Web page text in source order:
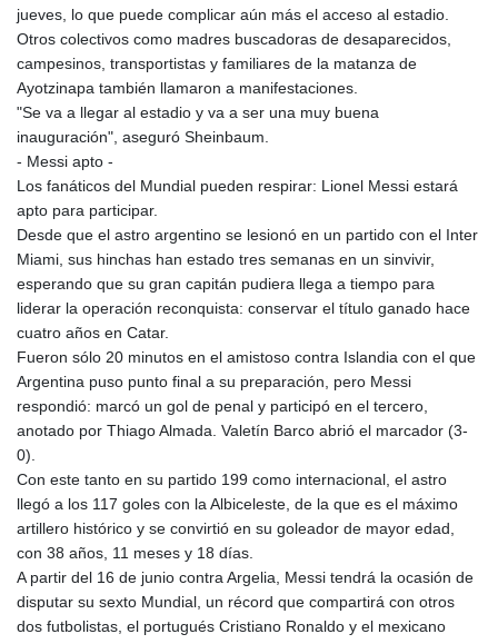
jueves, lo que puede complicar aún más el acceso al estadio.
Otros colectivos como madres buscadoras de desaparecidos,
campesinos, transportistas y familiares de la matanza de
Ayotzinapa también llamaron a manifestaciones.
"Se va a llegar al estadio y va a ser una muy buena
inauguración", aseguró Sheinbaum.
- Messi apto -
Los fanáticos del Mundial pueden respirar: Lionel Messi estará
apto para participar.
Desde que el astro argentino se lesionó en un partido con el Inter
Miami, sus hinchas han estado tres semanas en un sinvivir,
esperando que su gran capitán pudiera llega a tiempo para
liderar la operación reconquista: conservar el título ganado hace
cuatro años en Catar.
Fueron sólo 20 minutos en el amistoso contra Islandia con el que
Argentina puso punto final a su preparación, pero Messi
respondió: marcó un gol de penal y participó en el tercero,
anotado por Thiago Almada. Valetín Barco abrió el marcador (3-
0).
Con este tanto en su partido 199 como internacional, el astro
llegó a los 117 goles con la Albiceleste, de la que es el máximo
artillero histórico y se convirtió en su goleador de mayor edad,
con 38 años, 11 meses y 18 días.
A partir del 16 de junio contra Argelia, Messi tendrá la ocasión de
disputar su sexto Mundial, un récord que compartirá con otros
dos futbolistas, el portugués Cristiano Ronaldo y el mexicano